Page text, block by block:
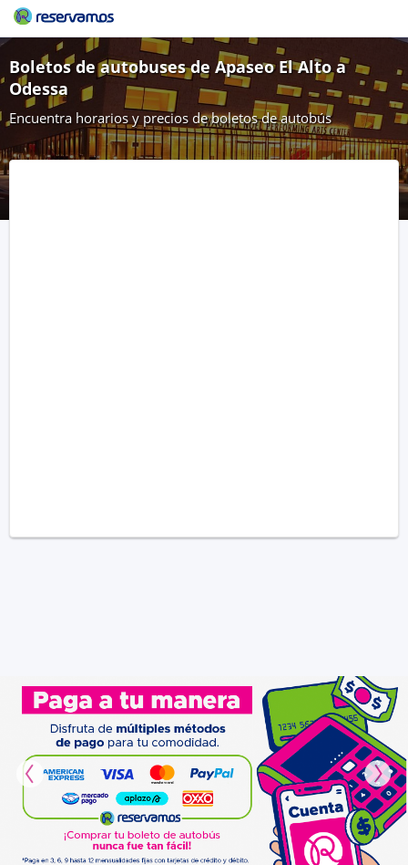
Boletos de autobuses de Apaseo El Alto a
Odessa
Encuentra horarios y precios de boletos de autobús